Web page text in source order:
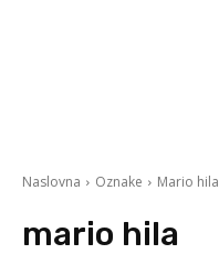
Naslovna Oznake Mario hila
mario hila